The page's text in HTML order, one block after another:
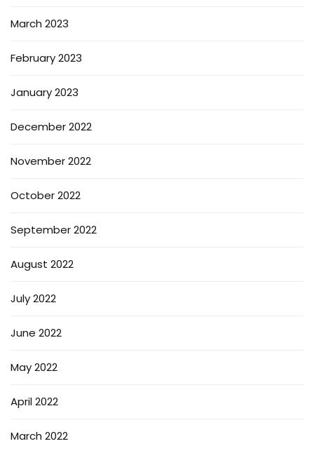
March 2023
February 2023
January 2023
December 2022
November 2022
October 2022
September 2022
August 2022
July 2022
June 2022
May 2022
April 2022
March 2022